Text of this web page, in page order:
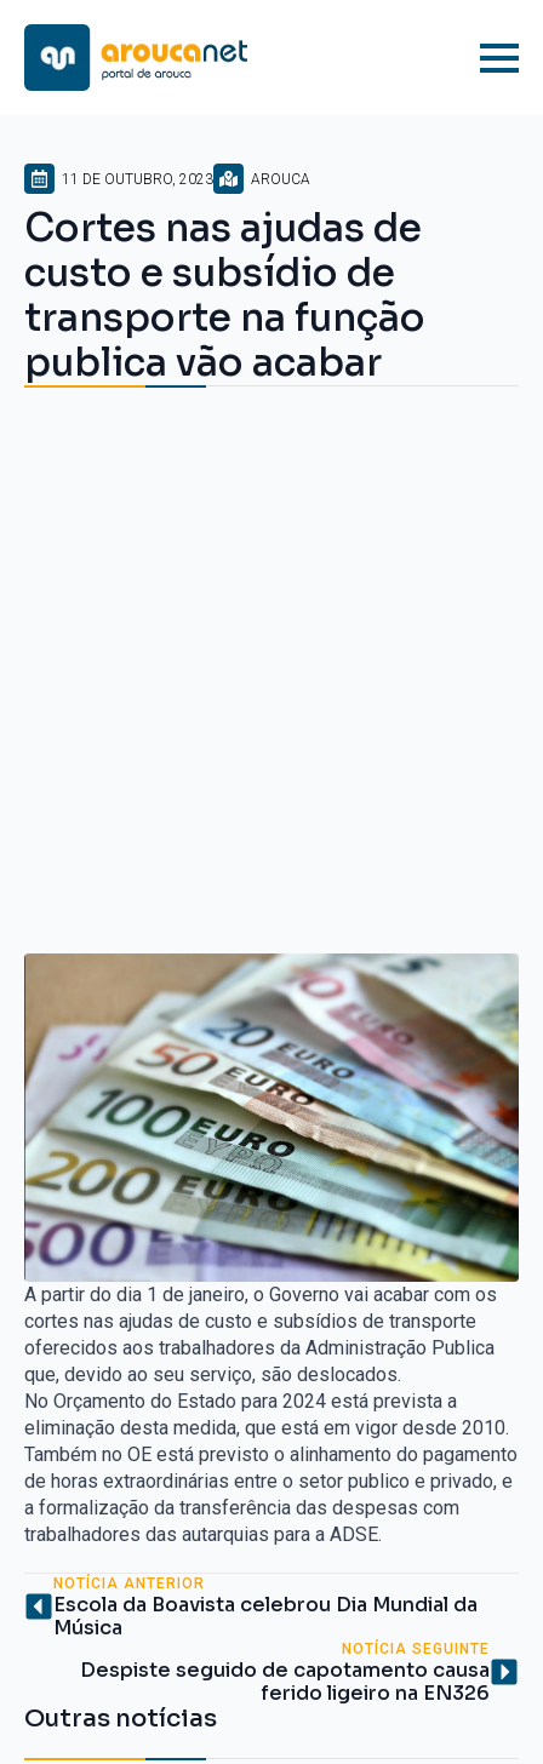
11 DE OUTUBRO, 2023 AROUCA
Cortes nas ajudas de
custo e subsídio de
transporte na função
publica vão acabar
A partir do dia 1 de janeiro, o Governo vai acabar com os
cortes nas ajudas de custo e subsídios de transporte
oferecidos aos trabalhadores da Administração Publica
que, devido ao seu serviço, são deslocados.
No Orçamento do Estado para 2024 está prevista a
eliminação desta medida, que está em vigor desde 2010.
Também no OE está previsto o alinhamento do pagamento
de horas extraordinárias entre o setor publico e privado, e
a formalização da transferência das despesas com
trabalhadores das autarquias para a ADSE.
NOTÍCIA ANTERIOR
Escola da Boavista celebrou Dia Mundial da
Música
NOTÍCIA SEGUINTE
Despiste seguido de capotamento causa
ferido ligeiro na EN326
Outras notícias